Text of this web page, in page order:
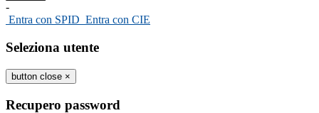
-
Entra con SPID Entra con CIE
Seleziona utente
button close ×
Recupero password